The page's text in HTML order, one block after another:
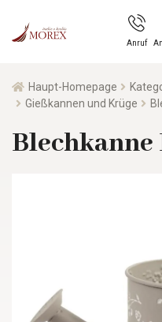
Anruf
Haupt-Homepage
Gießkannen und Krüge
Blechkanne